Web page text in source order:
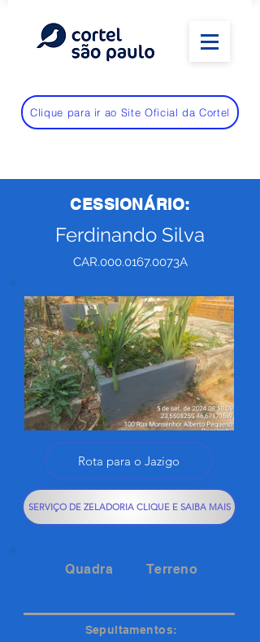
Clique para ir ao Site Oficial da Cortel
CESSIONÁRIO:
Ferdinando Silva
CAR.000.0167.0073A
Rota para o Jazigo
SERVIÇO DE ZELADORIA CLIQUE E SAIBA MAIS
Quadra Terreno
Sepultamentos: